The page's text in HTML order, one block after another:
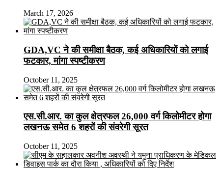
March 17, 2026
GDA,VC ने की समीक्षा बैठक, कई अधिकारियों को लगाई
फटकार, मांगा स्पष्टीकरण
October 11, 2025
एस.सी.आर. का कुल क्षेत्रफल 26,000 वर्ग किलोमीटर होगा
लखनऊ समेत 6 शहरों की संवरेगी सूरत
October 11, 2025